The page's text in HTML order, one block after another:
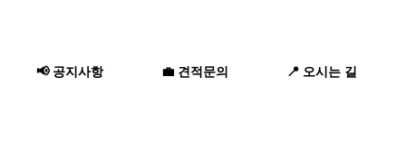
📢 공지사항 💼 견적문의 📍 오시는 길